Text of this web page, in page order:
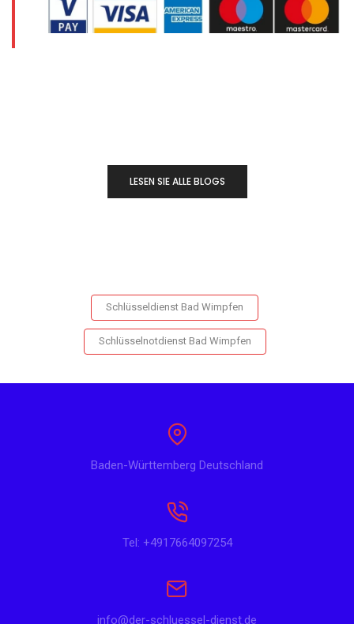
LESEN SIE ALLE BLOGS
Schlüsseldienst Bad Wimpfen
Schlüsselnotdienst Bad Wimpfen
Baden-Württemberg Deutschland
Tel: +4917664097254
info@der-schluessel-dienst.de